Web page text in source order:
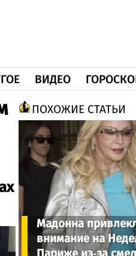
ВИДЕО
ПОХОЖИЕ СТАТЬИ
Мадонна
внимание на
Париже из-за